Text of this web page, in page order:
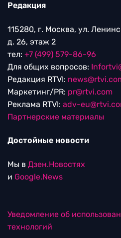
Редакция
115280, г. Москва, ул.
д. 26, этаж 2
тел: +7 (499) 579-86-96
Для общих вопросов:
Редакция RTVI:
Маркетинг/PR: pr@rtvi.com
Реклама RTVI: adv-
Партнерские материалы
Достойные новости
Мы в Дзен.Новостях
и Google.News
Уведомление об
технологий